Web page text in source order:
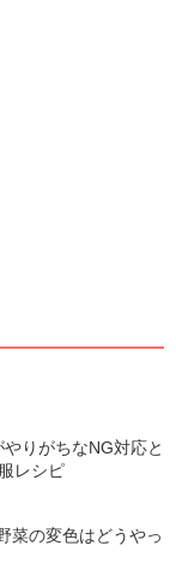
やりがちなNG対応と
レシピ
菜の変色はどうやっ